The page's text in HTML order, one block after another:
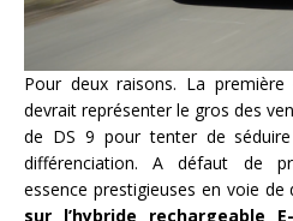
Pour deux raisons. La
devrait représenter le gros des
de DS 9 pour tenter de
différenciation. A défaut de
essence prestigieuses en voie de
sur l’hybride rechargeable